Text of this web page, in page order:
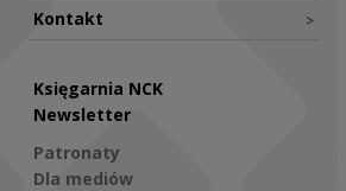
Kontakt >
Księgarnia NCK
Newsletter
Patronaty
Dla mediów